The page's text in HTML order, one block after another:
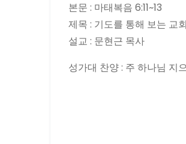
본문 : 마태복음 6:11~13
제목 : 기도를 통해 보는 교
설교 : 문현근 목사
성가대 찬양 : 주 하나님 지